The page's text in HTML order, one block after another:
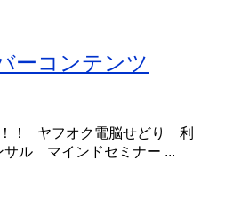
ーコンテンツ
！！ ヤフオク電脳せどり 利
サル マインドセミナー ...